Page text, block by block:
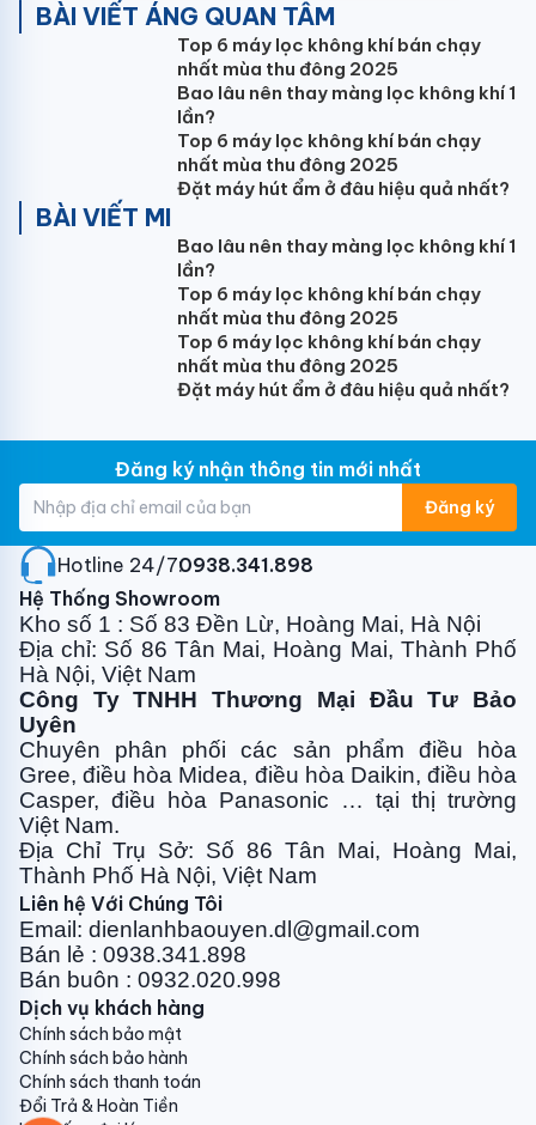
Người dùng sẽ tận hưởng được không gian mát lạnh
một cách thoải mái ở bất kỳ vị trí nào trong không
LÀM MÁT NHANH HƠN GẤP 05 LẦN VỚI
Tính năng Turbo giúp điều hòa làm lạnh nhanh hơn
gấp 05 lần so với thông thường. Chỉ cần mất 03
phút là có thể cảm nhận được hơi lạnh đang lan tỏa
đều khắp căn phòng.
TỰ ĐỘNG HIỂN THỊ MÃ LỖI
Được trang bị bộ vi xử lý thông minh điều hòa Gree có
dàn lạnh, từ đó giúp tiết kiệm đáng kể thời gian bảo
trì sửa chữa cho kỹ thuật viên và người dùng.
MÁT LẠNH TỰ NHIÊN VỚI REAL COOL
Real cool là công nghệ độc quyền đến từ Gree, công
nghệ này cho hơi lạnh sâu hơn, tự nhiên hơn bạn chỉ
cần bật điều hòa là có thể tận hưởng không gian mát
lạnh sảng khoái, dễ chịu như không khí ngoài trời.
HẸN GIỜ TẮT/BẬT THÔNG MINH
Hãy trải nghiệm sử dụng điều hòa một cách thông
minh và hiện đại hơn với tính năng tự động hẹn giờ. Với
tính năng này người dùng hoàn toàn có thể chủ động
cài đặt thời gian bật/tắt điều hòa như mong muốn.
MÀN HÌNH LED HIỆN ĐẠI
Tủ đứng T-Fresh được trang bị màn hình LED hiện đại
vừa giúp hiển thị những thông số cần thiết khi điều
hòa hoạt động, vừa tôn lên nét sang trọng cho sản
phẩm
BÀI VIẾT ÁNG QUAN TÂM
Top 6 máy lọc không khí bán chạy
nhất mùa thu đông 2025
Bao lâu nên thay màng lọc không khí 1
lần?
Top 6 máy lọc không khí bán chạy
nhất mùa thu đông 2025
Đặt máy hút ẩm ở đâu hiệu quả nhất?
BÀI VIẾT MI
Bao lâu nên thay màng lọc không khí 1
lần?
Top 6 máy lọc không khí bán chạy
nhất mùa thu đông 2025
Top 6 máy lọc không khí bán chạy
nhất mùa thu đông 2025
Đặt máy hút ẩm ở đâu hiệu quả nhất?
Đăng ký nhận thông tin mới nhất
Đăng ký
Hotline 24/7:0938.341.898
Hệ Thống Showroom
Kho số 1 : Số 83 Đền Lừ, Hoàng Mai, Hà Nội
Địa chỉ: Số 86 Tân Mai, Hoàng Mai, Thành Phố
Hà Nội, Việt Nam
Công Ty TNHH Thương Mại Đầu Tư Bảo
Uyên
Chuyên phân phối các sản phẩm điều hòa
Gree, điều hòa Midea, điều hòa Daikin, điều hòa
Casper, điều hòa Panasonic … tại thị trường
Việt Nam.
Địa Chỉ Trụ Sở: Số 86 Tân Mai, Hoàng Mai,
Thành Phố Hà Nội, Việt Nam
Liên hệ Với Chúng Tôi
Email: dienlanhbaouyen.dl@gmail.com
Bán lẻ : 0938.341.898
Bán buôn : 0932.020.998
Dịch vụ khách hàng
Chính sách bảo mật
Chính sách bảo hành
Chính sách thanh toán
Đổi Trả & Hoàn Tiền